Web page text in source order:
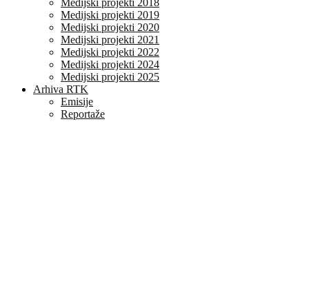
Medijski projekti 2018
Medijski projekti 2019
Medijski projekti 2020
Medijski projekti 2021
Medijski projekti 2022
Medijski projekti 2024
Medijski projekti 2025
Arhiva RTK
Emisije
Reportaže